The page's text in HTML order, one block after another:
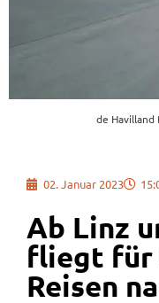
de Havilland
02. Januar 2023
Ab Linz
fliegt für
Reisen